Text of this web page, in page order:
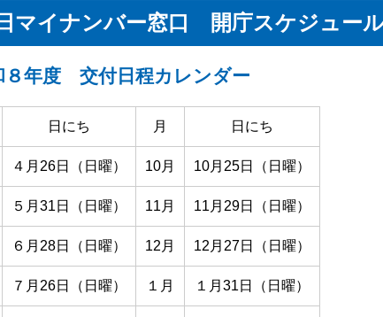
マイナンバー窓口 開庁スケジュー
８年度 交付日程カレンダー
日にち 月 日にち
４月26日（日曜） 10月 10月25日（日曜）
５月31日（日曜） 11月 11月29日（日曜）
６月28日（日曜） 12月 12月27日（日曜）
７月26日（日曜） １月 １月31日（日曜）